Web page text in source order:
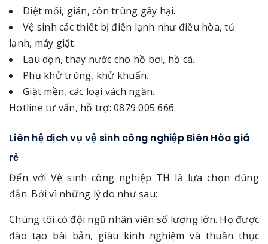
Diệt mối, gián, côn trùng gây hại.
Vệ sinh các thiết bị điện lạnh như điều hòa, tủ
lạnh, máy giặt.
Lau dọn, thay nước cho hồ bơi, hồ cá.
Phụ khử trùng, khử khuẩn.
Giặt mền, các loại vách ngăn.
Hotline tư vấn, hỗ trợ: 0879 005 666.
Liên hệ dịch vụ vệ sinh công nghiệp Biên Hòa giá
rẻ
Đến với Vệ sinh công nghiệp TH là lựa chọn đúng
đắn. Bởi vì những lý do như sau:
Chúng tôi có đội ngũ nhân viên số lượng lớn. Họ được
đào tạo bài bản, giàu kinh nghiệm và thuần thục